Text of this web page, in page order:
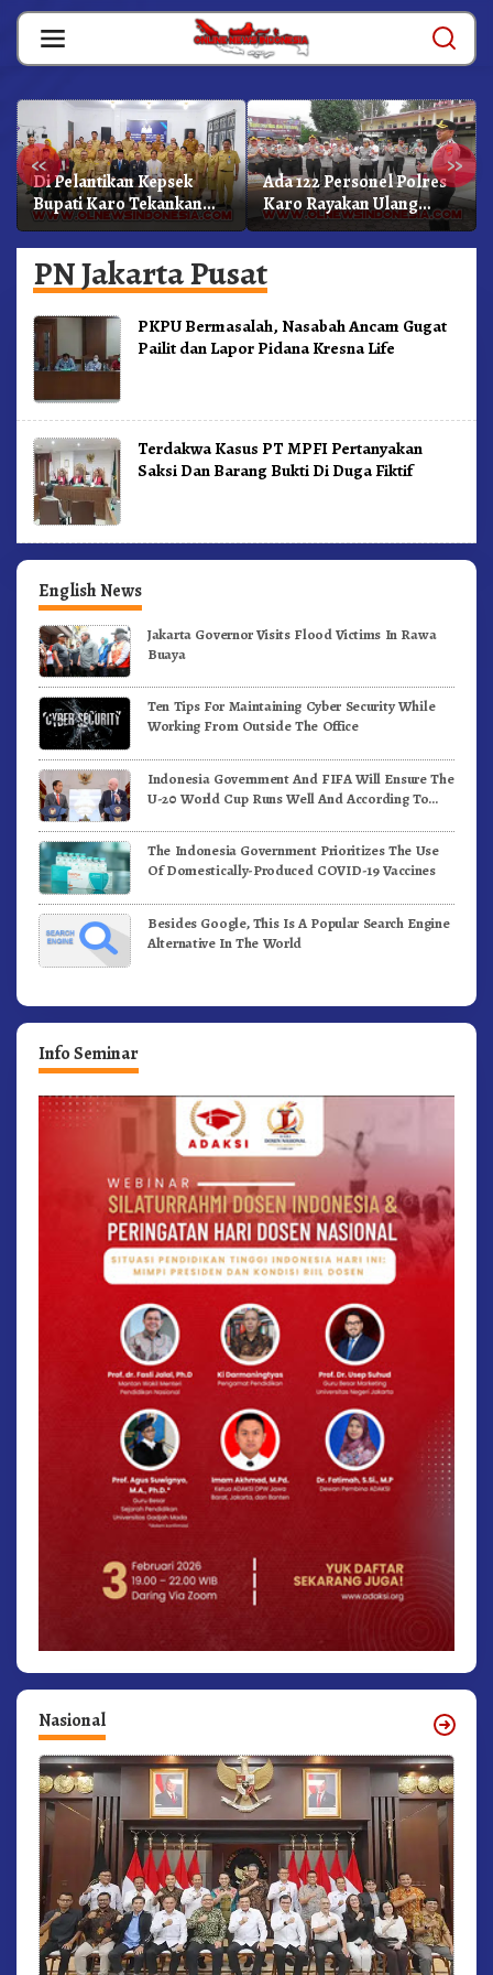
Skip
content
« »
Di Pelantikan Kepsek
Bupati Karo Tekankan
Kepemimpinan
Profesional Dongkrak
Mutu Pendidikan
Ada 122 Personel Polres
Karo Rayakan Ulang
Tahun Bersama
PN Jakarta Pusat
PKPU Bermasalah, Nasabah Ancam Gugat
Pailit dan Lapor Pidana Kresna Life
Terdakwa Kasus PT MPFI Pertanyakan
Saksi Dan Barang Bukti Di Duga Fiktif
English News
Jakarta Governor Visits Flood Victims In Rawa
Buaya
Ten Tips For Maintaining Cyber Security While
Working From Outside The Office
Indonesia Government And FIFA Will Ensure The
U-20 World Cup Runs Well And According To
The Indonesia Government Prioritizes The Use
Of Domestically-Produced COVID-19 Vaccines
Besides Google, This Is A Popular Search Engine
Alternative In The World
Info Seminar
Nasional